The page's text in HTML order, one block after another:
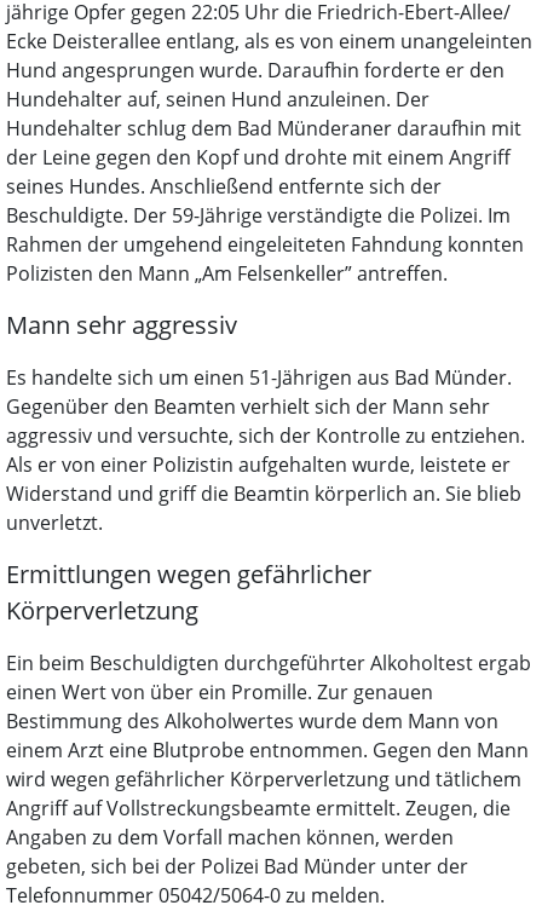
jährige Opfer gegen 22:05 Uhr die Friedrich-Ebert-Allee/
Ecke Deisterallee entlang, als es von einem unangeleinten
Hund angesprungen wurde. Daraufhin forderte er den
Hundehalter auf, seinen Hund anzuleinen. Der
Hundehalter schlug dem Bad Münderaner daraufhin mit
der Leine gegen den Kopf und drohte mit einem Angriff
seines Hundes. Anschließend entfernte sich der
Beschuldigte. Der 59-Jährige verständigte die Polizei. Im
Rahmen der umgehend eingeleiteten Fahndung konnten
Polizisten den Mann „Am Felsenkeller” antreffen.
Mann sehr aggressiv
Es handelte sich um einen 51-Jährigen aus Bad Münder.
Gegenüber den Beamten verhielt sich der Mann sehr
aggressiv und versuchte, sich der Kontrolle zu entziehen.
Als er von einer Polizistin aufgehalten wurde, leistete er
Widerstand und griff die Beamtin körperlich an. Sie blieb
unverletzt.
Ermittlungen wegen gefährlicher
Körperverletzung
Ein beim Beschuldigten durchgeführter Alkoholtest ergab
einen Wert von über ein Promille. Zur genauen
Bestimmung des Alkoholwertes wurde dem Mann von
einem Arzt eine Blutprobe entnommen. Gegen den Mann
wird wegen gefährlicher Körperverletzung und tätlichem
Angriff auf Vollstreckungsbeamte ermittelt. Zeugen, die
Angaben zu dem Vorfall machen können, werden
gebeten, sich bei der Polizei Bad Münder unter der
Telefonnummer 05042/5064-0 zu melden.